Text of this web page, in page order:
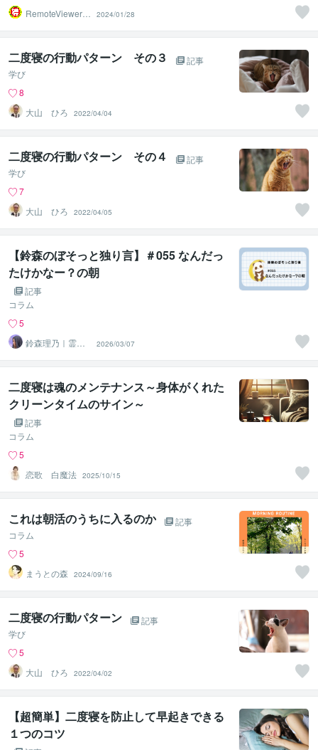
RemoteViewer導
2024/01/28
二度寝の行動パターン その３
記事
学び
8
大山 ひろ
2022/04/04
二度寝の行動パターン その４
記事
学び
7
大山 ひろ
2022/04/05
【鈴森のぼそっと独り言】＃055 なんだっ
たけかなー？の朝
記事
コラム
5
鈴森理乃｜霊感
タロット×心理学
2026/03/07
二度寝は魂のメンテナンス～身体がくれた
クリーンタイムのサイン～
記事
コラム
5
恋歌 白魔法 2025/10/15
これは朝活のうちに入るのか
記事
コラム
5
まうとの森
2024/09/16
二度寝の行動パターン
記事
学び
5
大山 ひろ
2022/04/02
【超簡単】二度寝を防止して早起きできる
１つのコツ